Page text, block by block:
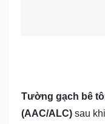
Tường gạch bê
(AAC/ALC) sau